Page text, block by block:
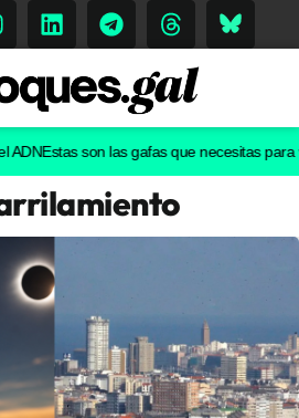
Estas son las gafas que necesitas para ver